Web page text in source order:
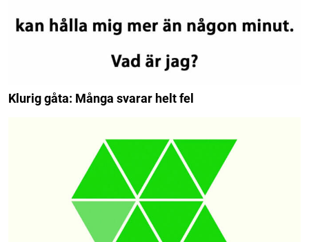
Klurig gåta: Många svarar helt fel